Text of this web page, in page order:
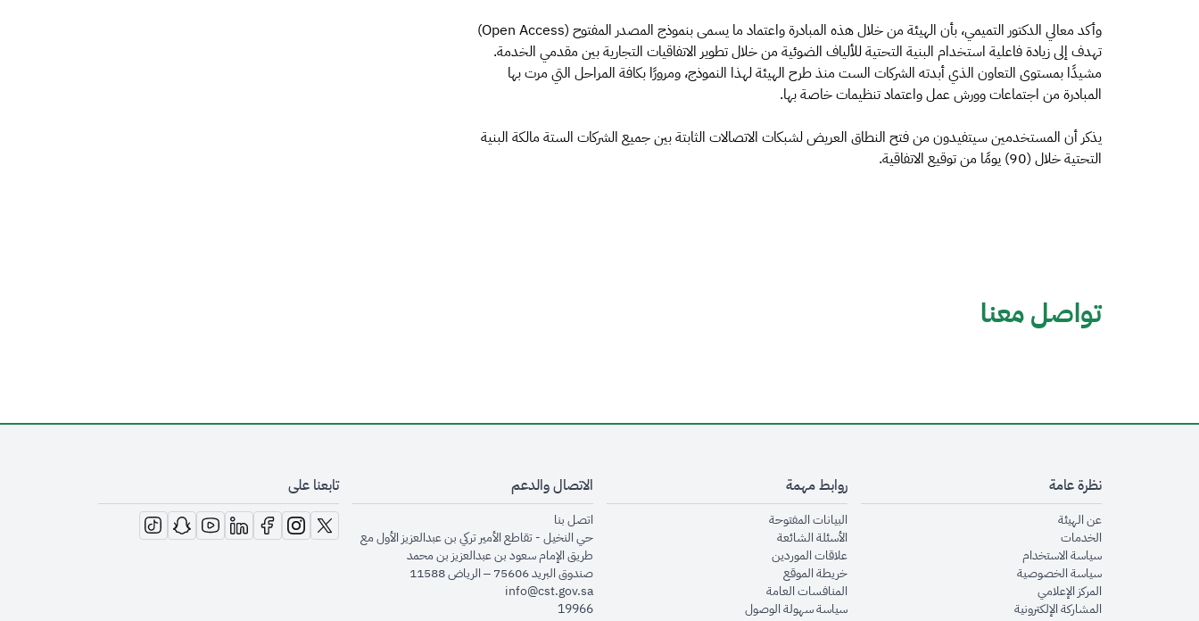
وأكد معالي الدكتور التميمي، بأن الهيئة من خلال هذه المبادرة واعتماد ما يسمى بنموذج المصدر المفتوح (Open Access)
تهدف إلى زيادة فاعلية استخدام البنية التحتية للألياف الضوئية من خلال تطوير الاتفاقيات التجارية بين مقدمي الخدمة.
مشيدًا بمستوى التعاون الذي أبدته الشركات الست منذ طرح الهيئة لهذا النموذج، ومرورًا بكافة المراحل التي مرت بها
المبادرة من اجتماعات وورش عمل واعتماد تنظيمات خاصة بها.
يذكر أن المستخدمين سيتفيدون من فتح النطاق العريض لشبكات الاتصالات الثابتة بين جميع الشركات الستة مالكة البنية
التحتية خلال (90) يومًا من توقيع الاتفاقية.
تواصل معنا
نظرة عامة
عن الهيئةopens in new window
الخدماتopens in new window
سياسة الاستخدامopens in new window
سياسة الخصوصيةopens in new window
المركز الإعلاميopens in new window
المشاركة الإلكترونيةopens in new window
روابط مهمة
البيانات المفتوحةopens in new window
الأسئلة الشائعةopens in new window
علاقات الموردينopens in new window
خريطة الموقعopens in new window
المنافسات العامةopens in new window
سياسة سهولة الوصولopens in new window
الاتصال والدعم
اتصل بنا
حي النخيل - تقاطع الأمير تركي بن عبدالعزيز الأول مع
طريق الإمام سعود بن عبدالعزيز بن محمد
صندوق البريد 75606 – الرياض 11588
info@cst.gov.sa
19966
تابعنا على
opens in new window
opens in new window
opens in new window
opens in new window
opens in new window
opens in new window
opens in new window